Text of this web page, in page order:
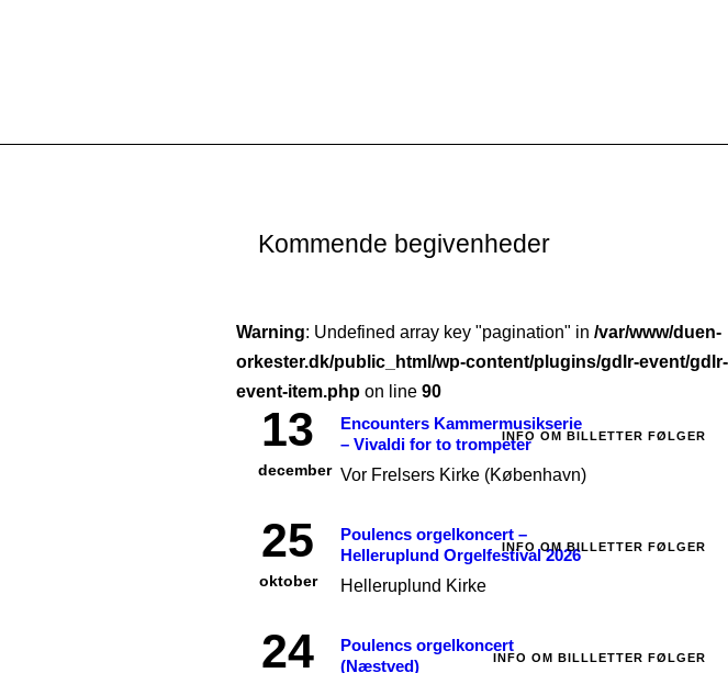
Kommende begivenheder
Warning: Undefined array key "pagination" in /var/www/duen-
orkester.dk/public_html/wp-content/plugins/gdlr-event/gdlr-
event-item.phpon line 90
13
december
Encounters Kammermusikserie
– Vivaldi for to trompeter
Vor Frelsers Kirke (København)
INFO OM BILLETTER FØLGER
25
oktober
Poulencs orgelkoncert –
Helleruplund Orgelfestival 2026
Helleruplund Kirke
INFO OM BILLETTER FØLGER
24
Poulencs orgelkoncert
(Næstved)
INFO OM BILLLETTER FØLGER